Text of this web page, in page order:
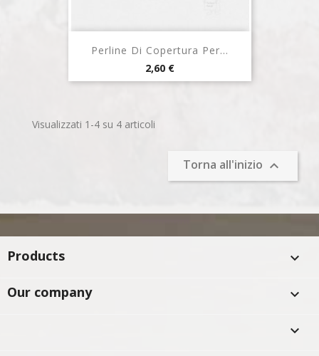
Perline Di Copertura Per...
Prezzo
2,60 €
Visualizzati 1-4 su 4 articoli
Torna all'inizio 
Products

Our company

